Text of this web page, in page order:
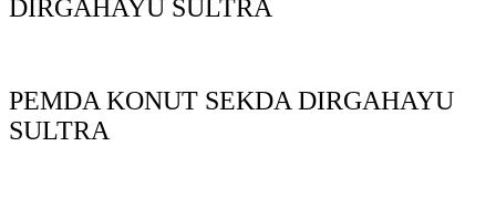
DIRGAHAYU SULTRA
PEMDA KONUT SEKDA DIRGAHAYU
SULTRA